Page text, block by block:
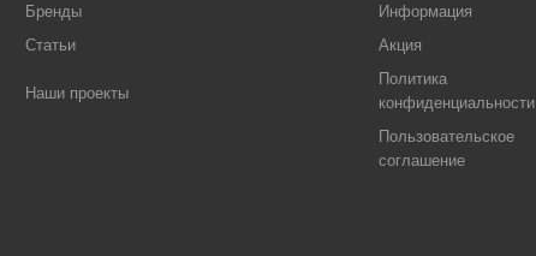
Бренды
Статьи
Наши проекты
Информация
Акция
Политика
конфиденциальности
Пользовательское
соглашение